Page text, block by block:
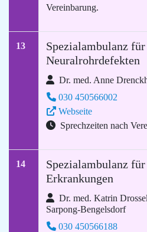
Vereinbarung.
13
Spezialambulanz
Neuralrohrdefekten
Dr. med. Anne
030 450566002
Webseite
Sprechzeiten nach
14
Spezialambulanz
Erkrankungen
Dr. med. Katrin
Sarpong-Bengelsdorf
030 450566188